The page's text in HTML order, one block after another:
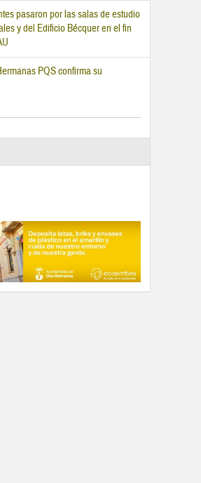
pasaron por las salas de estudio
y del Edificio Bécquer en el fin
PQS confirma su